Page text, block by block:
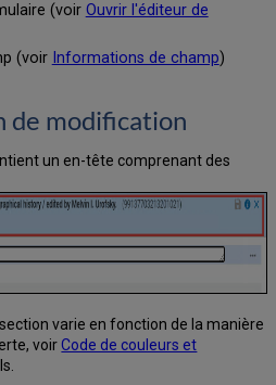
(voir Ouvrir l'éditeur de
(voir Informations de champ)
de modification
un en-tête comprenant des
varie en fonction de la manière
voirCode de couleurs et